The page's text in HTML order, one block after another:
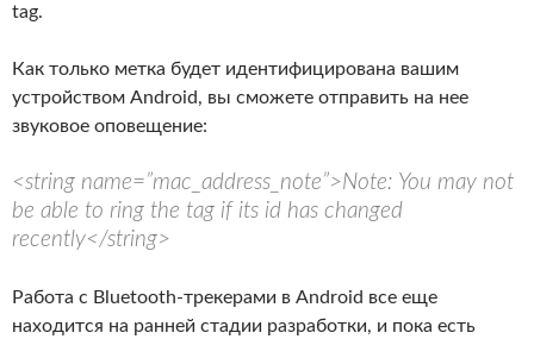
tag.
Как только метка будет идентифицирована вашим
устройством Android, вы сможете отправить на нее
звуковое оповещение:
<string name=”mac_address_note”>Note: You may not
be able to ring the tag if its id has changed
recently</string>
Работа с Bluetooth-трекерами в Android все еще
находится на ранней стадии разработки, и пока есть